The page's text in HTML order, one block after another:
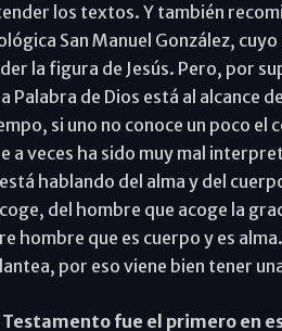
los textos. Y también
San Manuel González,
la figura de Jesús. Pero, por
Palabra de Dios está al alcance
si uno no conoce un poco
a veces ha sido muy mal
hablando del alma y del
del hombre que acoge la
hombre que es cuerpo y es
por eso viene bien tener
fue el primero en